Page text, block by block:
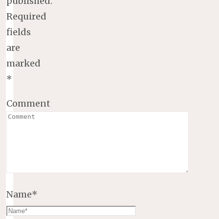
Required
fields
are
marked
*
Comment
Name*